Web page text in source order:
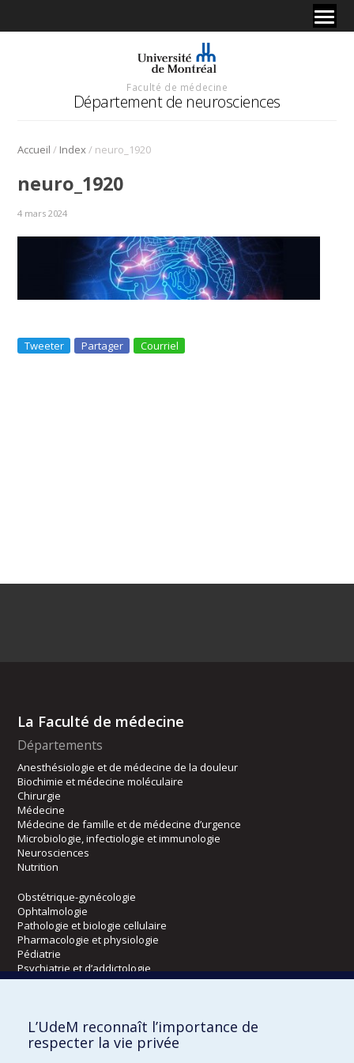
Faculté de médecine
Département de neurosciences
Accueil / Index/ neuro_1920
neuro_1920
4 mars 2024
Tweeter Partager Courriel
La Faculté de médecine
Départements
Anesthésiologie et de médecine de la douleur
Biochimie et médecine moléculaire
Chirurgie
Médecine
Médecine de famille et de médecine d’urgence
Microbiologie, infectiologie et immunologie
Neurosciences
Nutrition
Obstétrique-gynécologie
Ophtalmologie
Pathologie et biologie cellulaire
Pharmacologie et physiologie
Pédiatrie
Psychiatrie et d’addictologie
Radiologie, radio-oncologie et médecine nucléaire
Écoles
L’UdeM reconnaît l’importance de
respecter la vie privée